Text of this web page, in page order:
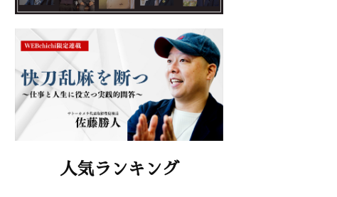
人気ランキング